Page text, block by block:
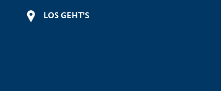
LOS GEHT'S